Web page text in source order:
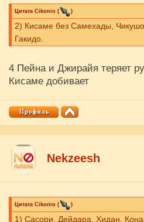
Цитата Cikоnio ( )
2) Кисаме без Самехады,
Гакидо.
4 Пейна и Джирайя теряет
Кисаме добивает
Nekzeesh
Цитата Cikоnio ( )
1) Сасори, Дейдара, Хидан,